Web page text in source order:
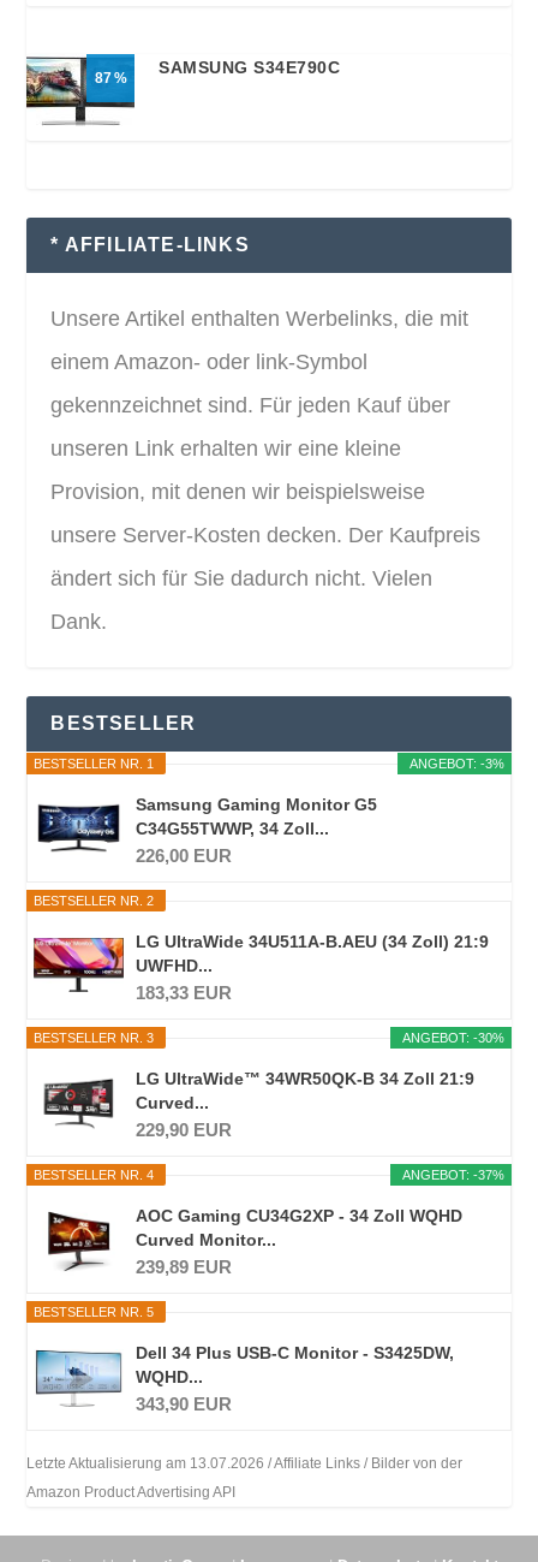
87
SAMSUNG S34E790C
* AFFILIATE-LINKS
Unsere Artikel enthalten Werbelinks, die mit
einem Amazon- oder link-Symbol
gekennzeichnet sind. Für jeden Kauf über
unseren Link erhalten wir eine kleine
Provision, mit denen wir beispielsweise
unsere Server-Kosten decken. Der Kaufpreis
ändert sich für Sie dadurch nicht. Vielen
Dank.
BESTSELLER
ANGEBOT: -3%
BESTSELLER NR. 1
Samsung Gaming Monitor G5
C34G55TWWP, 34 Zoll...
226,00 EUR
BESTSELLER NR. 2
LG UltraWide 34U511A-B.AEU (34 Zoll) 21:9
UWFHD...
183,33 EUR
ANGEBOT: -30%
BESTSELLER NR. 3
LG UltraWide™ 34WR50QK-B 34 Zoll 21:9
Curved...
229,90 EUR
ANGEBOT: -37%
BESTSELLER NR. 4
AOC Gaming CU34G2XP - 34 Zoll WQHD
Curved Monitor...
239,89 EUR
BESTSELLER NR. 5
Dell 34 Plus USB-C Monitor - S3425DW,
WQHD...
343,90 EUR
Letzte Aktualisierung am 13.07.2026 / Affiliate Links / Bilder von der
Amazon Product Advertising API